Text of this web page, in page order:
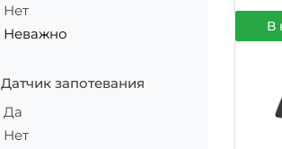
Нет
Неважно
Датчик запотевания
Да
Нет
В